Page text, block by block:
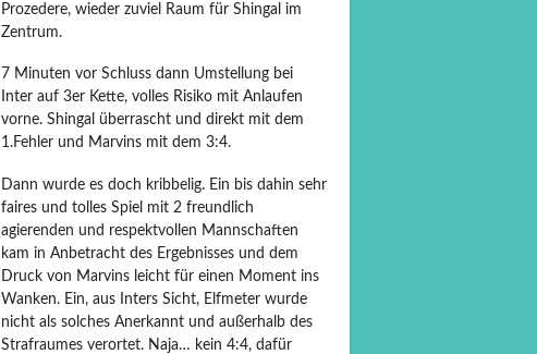
Prozedere, wieder zuviel Raum für Shingal im
Zentrum.
7 Minuten vor Schluss dann Umstellung bei
Inter auf 3er Kette, volles Risiko mit Anlaufen
vorne. Shingal überrascht und direkt mit dem
1.Fehler und Marvins mit dem 3:4.
Dann wurde es doch kribbelig. Ein bis dahin sehr
faires und tolles Spiel mit 2 freundlich
agierenden und respektvollen Mannschaften
kam in Anbetracht des Ergebnisses und dem
Druck von Marvins leicht für einen Moment ins
Wanken. Ein, aus Inters Sicht, Elfmeter wurde
nicht als solches Anerkannt und außerhalb des
Strafraumes verortet. Naja… kein 4:4, dafür